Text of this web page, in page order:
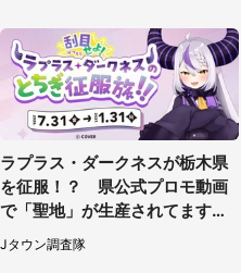
ラプラス・ダークネスが栃木県
を征服！？ 県公式プロモ動画
で「聖地」が生産されてます【7
／31～1／31】
Jタウン調査隊